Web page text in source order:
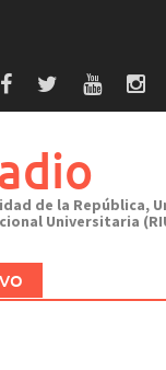
de la República,
Universitaria